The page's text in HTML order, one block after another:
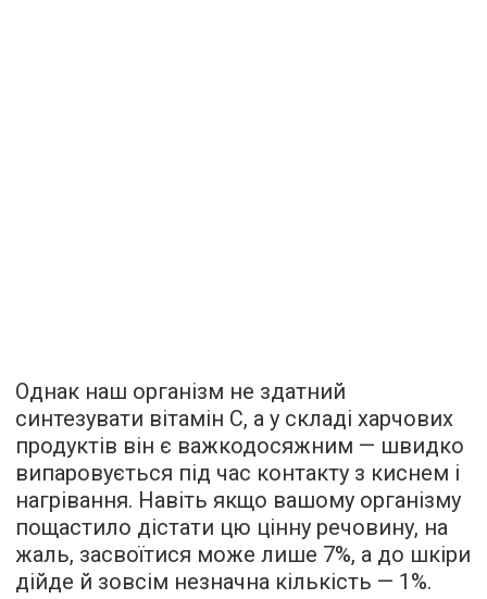
Однак наш організм не здатний
синтезувати вітамін С, а у складі харчових
продуктів він є важкодосяжним — швидко
випаровується під час контакту з киснем і
нагрівання. Навіть якщо вашому організму
пощастило дістати цю цінну речовину, на
жаль, засвоїтися може лише 7%, а до шкіри
дійде й зовсім незначна кількість — 1%.